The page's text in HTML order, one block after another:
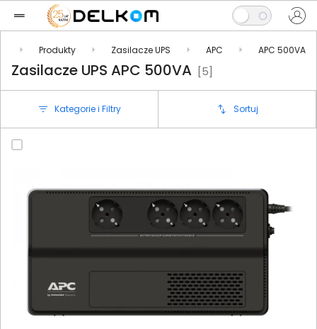
Produkty Zasilacze UPS APC APC 500VA
Zasilacze UPS APC 500VA [5]
Kategorie i Filtry Sortuj